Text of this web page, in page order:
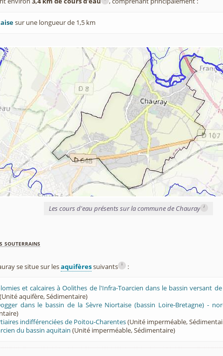
sur une longueur de 1,5 km
Les cours d'eau présents sur la commune de Chauray i
souterrains
se situe sur lesaquifèressuivants i :
et calcaires à Oolithes de l'Infra-Toarcien dans le bassin versant
aquifère, Sédimentaire)
dans le bassin de la Sèvre Niortaise (bassin Loire-Bretagne) -
indifférenciées de Poitou-Charentes(Unité imperméable,
du bassin aquitain (Unité imperméable, Sédimentaire)